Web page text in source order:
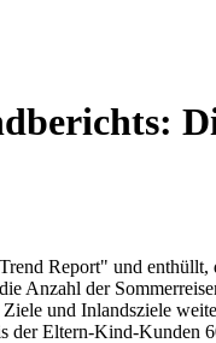
Report" und
der
und Inlandsziele
Eltern-Kind-